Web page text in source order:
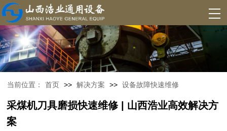
当前位置： 首页 >> 解决方案 >> 设备故障快速维修
采煤机刀具磨损快速维修 | 山西浩业高效解决方
案